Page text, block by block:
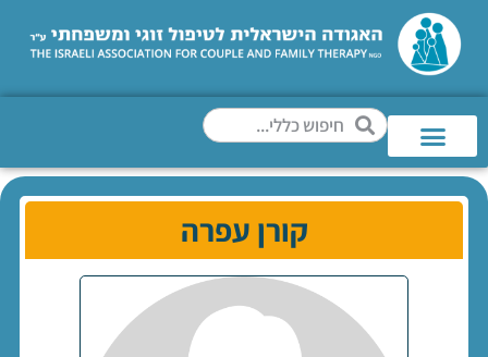
קורן עפרה